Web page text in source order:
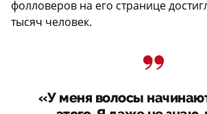
фолловеров на его странице
тысяч человек.
«У меня волосы